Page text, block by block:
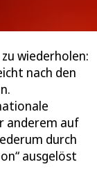
wiederholen:
nach den
anderem auf
durch
ausgelöst